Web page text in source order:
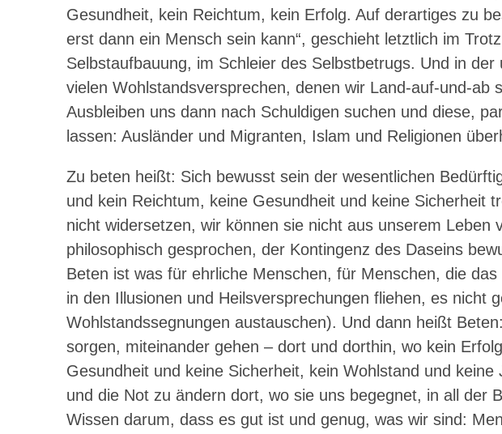
Gesundheit, kein Reichtum, kein Erfolg. Auf derartiges zu
erst dann ein Mensch sein kann“, geschieht letztlich im
Selbstaufbauung, im Schleier des Selbstbetrugs. Und in
vielen Wohlstandsversprechen, denen wir Land-auf-und-ab
Ausbleiben uns dann nach Schuldigen suchen und diese,
lassen: Ausländer und Migranten, Islam und Religionen
Zu beten heißt: Sich bewusst sein der wesentlichen
und kein Reichtum, keine Gesundheit und keine Sicherheit
nicht widersetzen, wir können sie nicht aus unserem Leben
philosophisch gesprochen, der Kontingenz des Daseins
Beten ist was für ehrliche Menschen, für Menschen, die
in den Illusionen und Heilsversprechungen fliehen, es nicht
Wohlstandssegnungen austauschen). Und dann heißt
sorgen, miteinander gehen – dort und dorthin, wo kein
Gesundheit und keine Sicherheit, kein Wohlstand und
und die Not zu ändern dort, wo sie uns begegnet, in all der
Wissen darum, dass es gut ist und genug, was wir sind: